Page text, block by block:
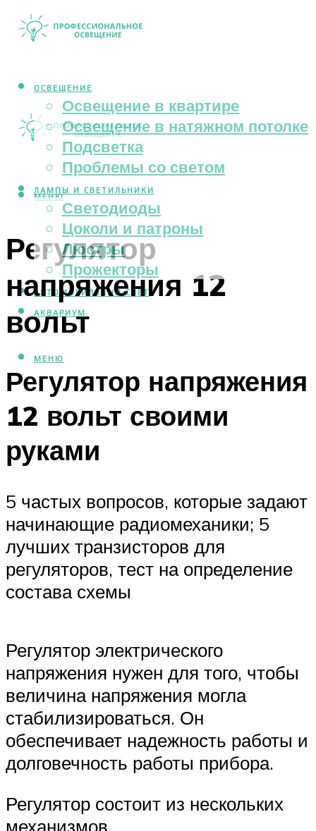
ОСВЕЩЕНИЕ
Освещение в квартире
Освещение в натяжном потолке
Подсветка
Проблемы со светом
ЛАМПЫ И СВЕТИЛЬНИКИ
Светодиоды
Цоколи и патроны
Люстры
Прожекторы
АВТОМОБИЛЬНЫЙ СВЕТ
АКВАРИУМ
МЕНЮ
МЕНЮ
Регулятор
напряжения 12
вольт
Регулятор напряжения
12 вольт своими
руками
5 частых вопросов, которые задают
начинающие радиомеханики; 5
лучших транзисторов для
регуляторов, тест на определение
состава схемы
Регулятор электрического
напряжения нужен для того, чтобы
величина напряжения могла
стабилизироваться. Он
обеспечивает надежность работы и
долговечность работы прибора.
Регулятор состоит из нескольких
механизмов.